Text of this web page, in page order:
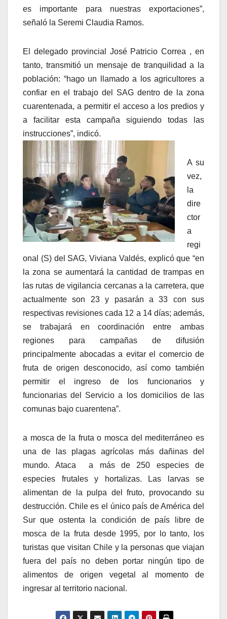
es importante para nuestras exportaciones”,
señaló la Seremi Claudia Ramos.
El delegado provincial José Patricio Correa , en
tanto, transmitió un mensaje de tranquilidad a la
población: “hago un llamado a los agricultores a
confiar en el trabajo del SAG dentro de la zona
cuarentenada, a permitir el acceso a los predios y
a facilitar esta campaña siguiendo todas las
instrucciones”, indicó.
A su
vez,
la
dire
ctor
a
regi
onal (S) del SAG, Viviana Valdés, explicó que “en
la zona se aumentará la cantidad de trampas en
las rutas de vigilancia cercanas a la carretera, que
actualmente son 23 y pasarán a 33 con sus
respectivas revisiones cada 12 a 14 días; además,
se trabajará en coordinación entre ambas
regiones para campañas de difusión
principalmente abocadas a evitar el comercio de
fruta de origen desconocido, así como también
permitir el ingreso de los funcionarios y
funcionarias del Servicio a los domicilios de las
comunas bajo cuarentena”.
a mosca de la fruta o mosca del mediterráneo es
una de las plagas agrícolas más dañinas del
mundo. Ataca a más de 250 especies de
especies frutales y hortalizas. Las larvas se
alimentan de la pulpa del fruto, provocando su
destrucción. Chile es el único país de América del
Sur que ostenta la condición de país libre de
mosca de la fruta desde 1995, por lo tanto, los
turistas que visitan Chile y la personas que viajan
fuera del país no deben portar ningún tipo de
alimentos de origen vegetal al momento de
ingresar al territorio nacional.